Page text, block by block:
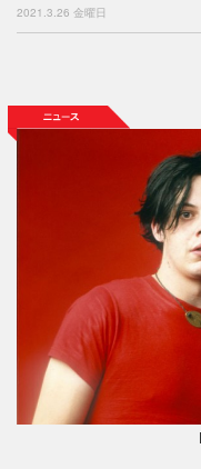
2021.3.26 金曜日